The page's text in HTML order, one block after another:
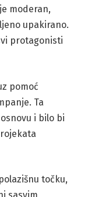
moderan,
upakirano.
protagonisti
pomoć
Ta
i bilo bi
točku,